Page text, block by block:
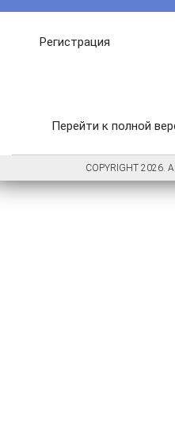
Регистрация
Перейти к полной
COPYRIGHT 2026.